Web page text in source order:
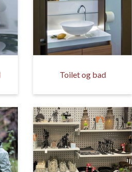
Toilet og bad